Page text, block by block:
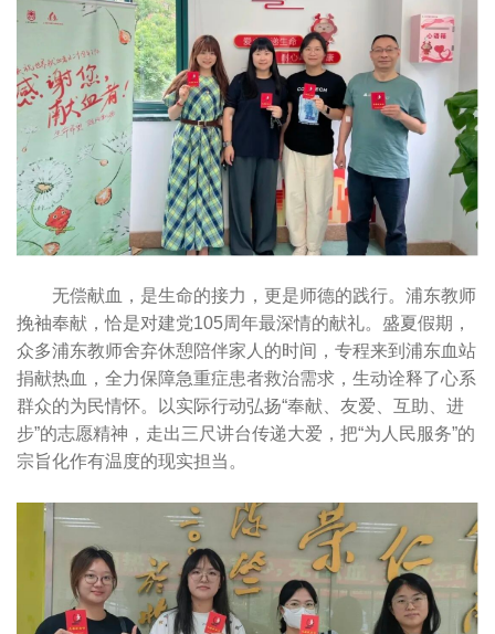
无偿献血，是生命的接力，更是师德的践行。浦东教师
挽袖奉献，恰是对建党105周年最深情的献礼。盛夏假期，
众多浦东教师舍弃休憩陪伴家人的时间，专程来到浦东血站
捐献热血，全力保障急重症患者救治需求，生动诠释了心系
群众的为民情怀。以实际行动弘扬“奉献、友爱、互助、进
步”的志愿精神，走出三尺讲台传递大爱，把“为人民服务”的
宗旨化作有温度的现实担当。